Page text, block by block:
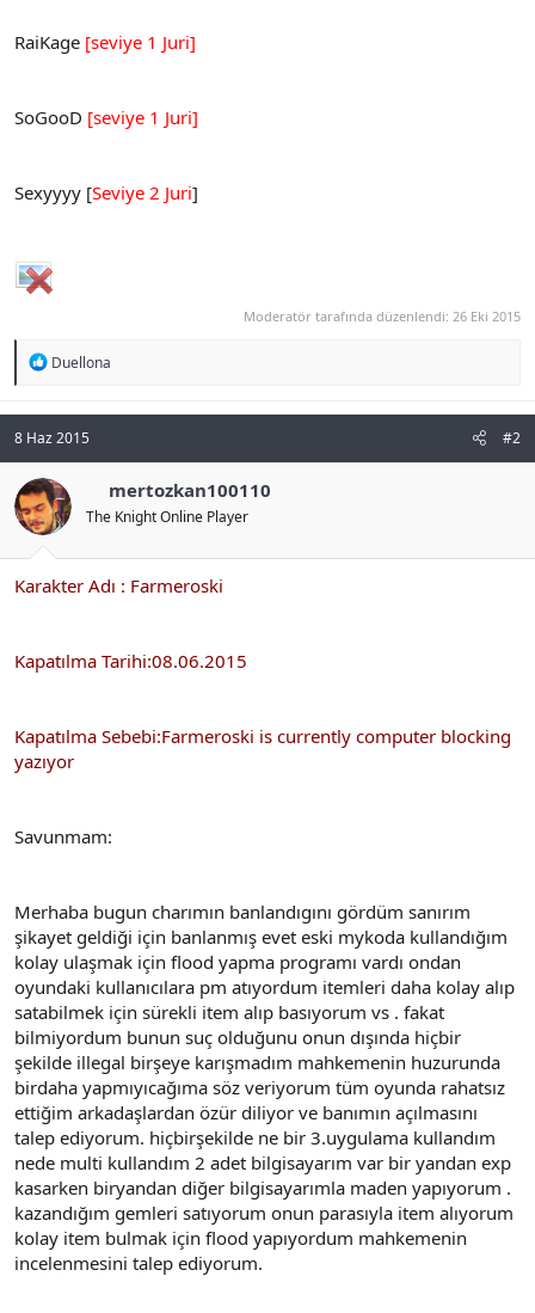
RaiKage [seviye 1 Juri]
SoGooD [seviye 1 Juri]
Sexyyyy [Seviye 2 Juri]
Moderatör tarafında düzenlendi: 26 Eki 2015
R
c
t
o
n
s
:
Duellona
8 Haz 2015 #2
mertozkan100110
The Knight Online Player
Karakter Adı : Farmeroski
Kapatılma Tarihi:08.06.2015
Kapatılma Sebebi:Farmeroski is currently computer blocking
yazıyor
Savunmam:
Merhaba bugun charımın banlandıgını gördüm sanırım
şikayet geldiği için banlanmış evet eski mykoda kullandığım
kolay ulaşmak için flood yapma programı vardı ondan
oyundaki kullanıcılara pm atıyordum itemleri daha kolay alıp
satabilmek için sürekli item alıp basıyorum vs . fakat
bilmiyordum bunun suç olduğunu onun dışında hiçbir
şekilde illegal birşeye karışmadım mahkemenin huzurunda
birdaha yapmıyıcağıma söz veriyorum tüm oyunda rahatsız
ettiğim arkadaşlardan özür diliyor ve banımın açılmasını
talep ediyorum. hiçbirşekilde ne bir 3.uygulama kullandım
nede multi kullandım 2 adet bilgisayarım var bir yandan exp
kasarken biryandan diğer bilgisayarımla maden yapıyorum .
kazandığım gemleri satıyorum onun parasıyla item alıyorum
kolay item bulmak için flood yapıyordum mahkemenin
incelenmesini talep ediyorum.